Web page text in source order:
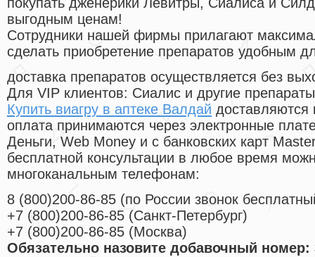
выгодным ценам!
Cотрудники нашей фирмы прилагают
сделать приобретение препаратов удобным
доставка препаратов осуществляется без
Для VIP клиентов: Сиалис и другие
Купить виагру в аптеке Валдай доставляются
оплата принимаются через электронные
Деньги, Web Money и с банковских карт
бесплатной консультации в любое время
многоканальным телефонам:
8 (800)200-86-85 (по России звонок
+7 (800)200-86-85 (Санкт-Петербург)
+7 (800)200-86-85 (Москва)
Обязательно назовите добавочный номер: